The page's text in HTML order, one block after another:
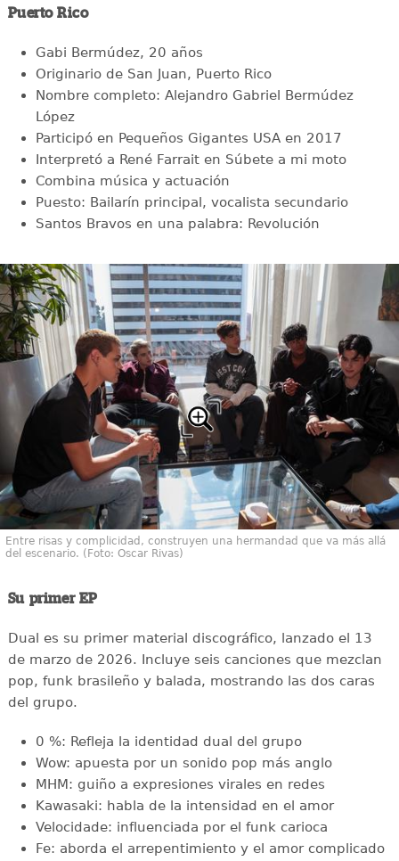
Puerto Rico
Gabi Bermúdez, 20 años
Originario de San Juan, Puerto Rico
Nombre completo: Alejandro Gabriel Bermúdez
López
Participó en Pequeños Gigantes USA en 2017
Interpretó a René Farrait en Súbete a mi moto
Combina música y actuación
Puesto: Bailarín principal, vocalista secundario
Santos Bravos en una palabra: Revolución
Entre risas y complicidad, construyen una hermandad que va más allá
del escenario. (Foto: Oscar Rivas)
Su primer EP
Dual es su primer material discográfico, lanzado el 13
de marzo de 2026. Incluye seis canciones que mezclan
pop, funk brasileño y balada, mostrando las dos caras
del grupo.
0 %: Refleja la identidad dual del grupo
Wow: apuesta por un sonido pop más anglo
MHM: guiño a expresiones virales en redes
Kawasaki: habla de la intensidad en el amor
Velocidade: influenciada por el funk carioca
Fe: aborda el arrepentimiento y el amor complicado